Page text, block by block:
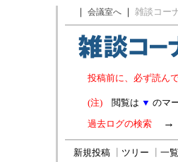
｜ 会議室へ ｜ 雑談コー
投稿前に、必ず読ん
(注) 閲覧は ▼ のマ
過去ログの検索 →
新規投稿 ツリー 一覧